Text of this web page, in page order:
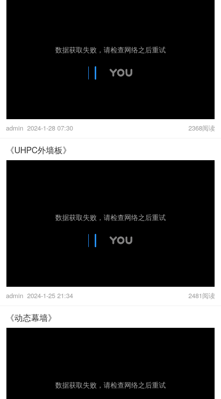
2368阅读
admin 2024-1-28 07:30
《UHPC外墙板》
2481阅读
admin 2024-1-25 21:34
《动态幕墙》